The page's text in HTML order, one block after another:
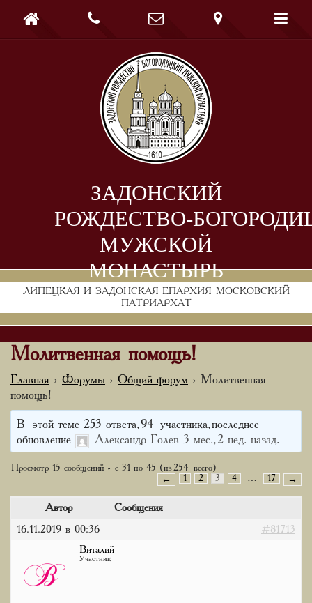
ЗАДОНСКИЙ
РОЖДЕСТВО-
МУЖСКОЙ
МОНАСТЫРЬ
ЛИПЕЦКАЯ И ЗАДОНСКАЯ ЕПАРХИЯ МОСКОВСКИЙ
ПАТРИАРХАТ
    
Молитвенная помощь!
Главная › Форумы › Общий форум ›
Молитвенная
помощь!
В этой теме 253 ответа, 94 участника, последнее
обновление
Александр Голев 3 мес., 2 нед. назад.
Просмотр 15 сообщений - с 31 по 45 (из 254 всего)
←
1 2 3 4 … 17 →
Автор Сообщения
16.11.2019 в 00:36 #81713
Виталий
Участник